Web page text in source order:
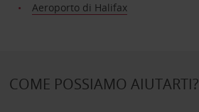
Aeroporto di Halifax
COME POSSIAMO AIUTARTI?